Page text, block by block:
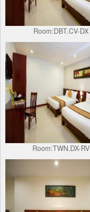
Room:DBT.CV-DX
Room:TWN.DX-RV